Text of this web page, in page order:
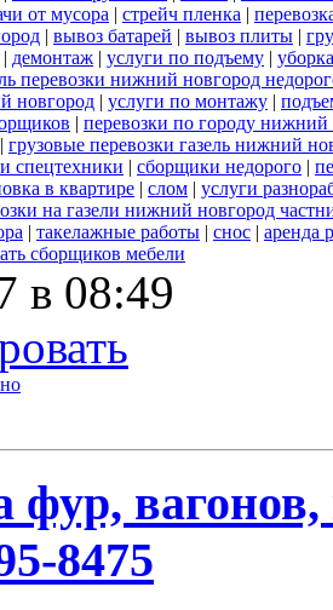
от мусора | стрейч пленка |
| вывоз батарей | вывоз плиты |
| демонтаж | услуги по подъему |
перевозки нижний новгород
новгород | услуги по монтажу |
| перевозки по городу нижний
| грузовые перевозки газель нижний
спецтехники | сборщики недорого |
в квартире | слом | услуги
на газели нижний новгород
| такелажные работы | снос | аренда
сборщиков мебели
в 08:49
фур,
8475